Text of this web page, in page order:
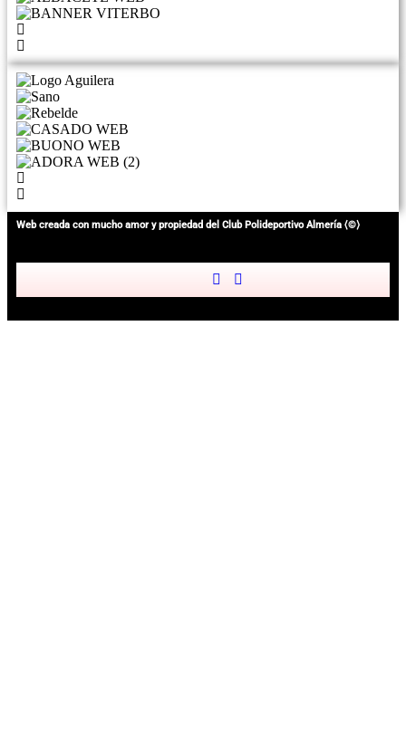
Web creada con mucho amor y propiedad del Club Polideportivo Almería ⟨©⟩